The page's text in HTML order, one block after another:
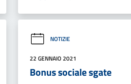
NOTIZIE
22 GENNAIO 2021
Bonus sociale sgate